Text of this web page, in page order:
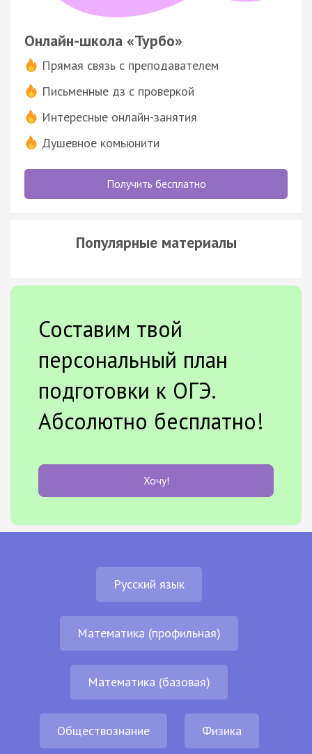
Онлайн-школа «Турбо»
Прямая связь с преподавателем
Письменные дз с проверкой
Интересные онлайн-занятия
Душевное комьюнити
Получить бесплатно
Популярные материалы
Составим твой
персональный план
подготовки к ОГЭ.
Абсолютно бесплатно!
Хочу!
Русский язык
Математика (профильная)
Математика (базовая)
Обществознание Физика